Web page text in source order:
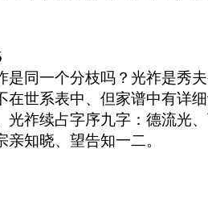
是同一个分枝吗？光祚是秀
在世系表中、但家谱中有详
光祚续占字序九字：德流光
知晓、望告知一二。